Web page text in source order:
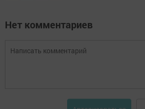
Нет комментариев